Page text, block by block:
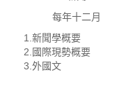
每年十二月
1.新聞學概要
2.國際現勢概要
3.外國文